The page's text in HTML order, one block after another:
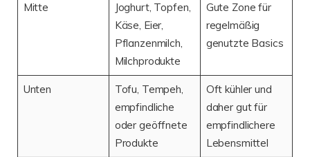
Mitte
Joghurt, Topfen,
Käse, Eier,
Pflanzenmilch,
Milchprodukte
Gute Zone für
regelmäßig
genutzte Basics
Unten
Tofu, Tempeh,
empfindliche
oder geöffnete
Produkte
Oft kühler und
daher gut für
empfindlichere
Lebensmittel